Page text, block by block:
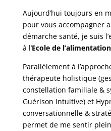
Aujourd’hui toujours en
pour vous accompagner
démarche santé, je suis
à l’Ecole de
Parallèlement à
thérapeute holistique
constellation familiale &
Guérison Intuitive) et
conversationnelle &
permet de me sentir